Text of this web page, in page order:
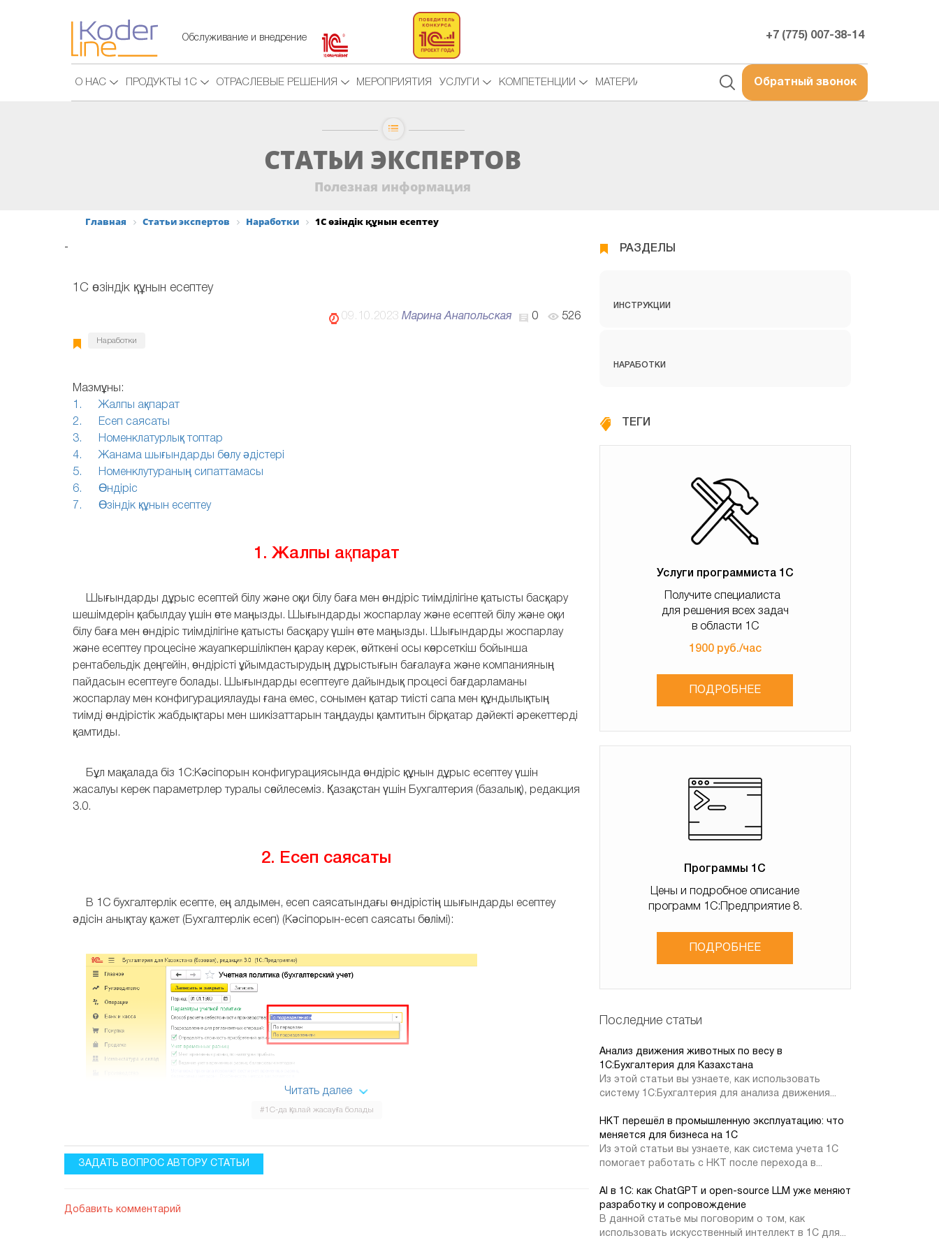
Обслуживание и внедрение +7 (775) 007-38-14
О НАС ПРОДУКТЫ 1С ОТРАСЛЕВЫЕ РЕШЕНИЯ МЕРОПРИЯТИЯ УСЛУГИ КОМПЕТЕНЦИИ МАТЕРИАЛЫ Обратный звонок
СТАТЬИ ЭКСПЕРТОВ
Полезная информация
Главная Статьи экспертов Наработки 1С өзіндік құнын есептеу
-
1С өзіндік құнын есептеу
0 526
09.10.2023 Марина Анапольская
Наработки
Мазмұны:
1. Жалпы ақпарат
2. Есеп саясаты
3. Номенклатурлық топтар
4. Жанама шығындарды бөлу әдістері
5. Номенклутураның сипаттамасы
6. Өндіріс
7. Өзіндік құнын есептеу
1. Жалпы ақпарат
Шығындарды дұрыс есептей білу және оқи білу баға мен өндіріс тиімділігіне қатысты басқару
шешімдерін қабылдау үшін өте маңызды. Шығындарды жоспарлау және есептей білу және оқи
білу баға мен өндіріс тиімділігіне қатысты басқару үшін өте маңызды. Шығындарды жоспарлау
және есептеу процесіне жауапкершілікпен қарау керек, өйткені осы көрсеткіш бойынша
рентабельдік деңгейін, өндірісті ұйымдастырудың дұрыстығын бағалауға және компанияның
пайдасын есептеуге болады. Шығындарды есептеуге дайындық процесі бағдарламаны
жоспарлау мен конфигурациялауды ғана емес, сонымен қатар тиісті сапа мен құндылықтың
тиімді өндірістік жабдықтары мен шикізаттарын таңдауды қамтитын бірқатар дәйекті әрекеттерді
қамтиды.
Бұл мақалада біз 1С:Кәсіпорын конфигурациясында өндіріс құнын дұрыс есептеу үшін
жасалуы керек параметрлер туралы сөйлесеміз. Қазақстан үшін Бухгалтерия (базалық), редакция
3.0.
2. Есеп саясаты
В 1С бухгалтерлік есепте, ең алдымен, есеп саясатындағы өндірістің шығындарды есептеу
әдісін анықтау қажет (Бухгалтерлік есеп) (Кәсіпорын-есеп саясаты бөлімі):
Читать далее
#1С-да қалай жасауға болады
ЗАДАТЬ ВОПРОС АВТОРУ СТАТЬИ
Добавить комментарий
РАЗДЕЛЫ
ИНСТРУКЦИИ
НАРАБОТКИ
ТЕГИ
Услуги программиста 1С
Получите специалиста
для решения всех задач
в области 1С
1900 руб./час
ПОДРОБНЕЕ
Программы 1С
Цены и подробное описание
программ 1С:Предприятие 8.
ПОДРОБНЕЕ
Последние статьи
Анализ движения животных по весу в
1C:Бухгалтерия для Казахстана
Из этой статьи вы узнаете, как использовать
систему 1С:Бухгалтерия для анализа движения...
НКТ перешёл в промышленную эксплуатацию: что
меняется для бизнеса на 1С
Из этой статьи вы узнаете, как система учета 1С
помогает работать с НКТ после перехода в...
AI в 1С: как ChatGPT и open-source LLM уже меняют
разработку и сопровождение
В данной статье мы поговорим о том, как
использовать искусственный интеллект в 1С для...